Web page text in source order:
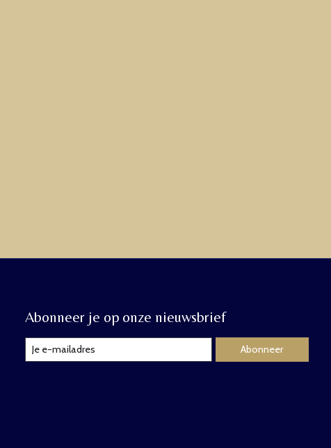
Abonneer je op onze nieuwsbrief
Abonneer